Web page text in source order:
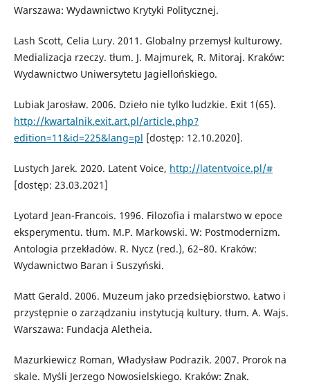
Warszawa: Wydawnictwo Krytyki Politycznej.
Lash Scott, Celia Lury. 2011. Globalny przemysł kulturowy.
Medializacja rzeczy. tłum. J. Majmurek, R. Mitoraj. Kraków:
Wydawnictwo Uniwersytetu Jagiellońskiego.
Lubiak Jarosław. 2006. Dzieło nie tylko ludzkie. Exit 1(65).
http://kwartalnik.exit.art.pl/article.php?
edition=11&id=225&lang=pl [dostęp: 12.10.2020].
Lustych Jarek. 2020. Latent Voice, http://latentvoice.pl/#
[dostęp: 23.03.2021]
Lyotard Jean-Francois. 1996. Filozofia i malarstwo w epoce
eksperymentu. tłum. M.P. Markowski. W: Postmodernizm.
Antologia przekładów. R. Nycz (red.), 62–80. Kraków:
Wydawnictwo Baran i Suszyński.
Matt Gerald. 2006. Muzeum jako przedsiębiorstwo. Łatwo i
przystępnie o zarządzaniu instytucją kultury. tłum. A. Wajs.
Warszawa: Fundacja Aletheia.
Mazurkiewicz Roman, Władysław Podrazik. 2007. Prorok na
skale. Myśli Jerzego Nowosielskiego. Kraków: Znak.